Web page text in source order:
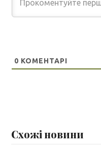
0 КОМЕНТАРІ
Схожі новини